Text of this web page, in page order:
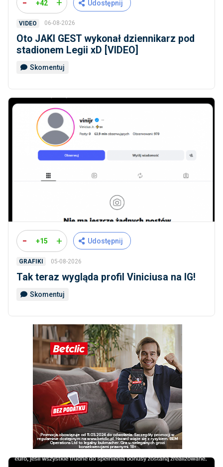
+42 + Udostępnij
VIDEO 06-08-2026
Oto JAKI GEST wykonał dziennikarz pod
stadionem Legii xD [VIDEO]
Skomentuj
- +15 + Udostępnij
GRAFIKI 05-08-2026
Tak teraz wygląda profil Viniciusa na IG!
Skomentuj